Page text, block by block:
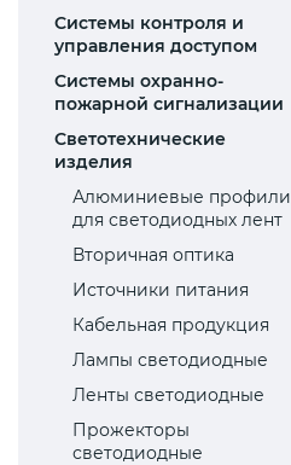
Системы контроля и
управления доступом
Системы охранно-
пожарной сигнализации
Светотехнические
изделия
Алюминиевые профили
для светодиодных лент
Вторичная оптика
Источники питания
Кабельная продукция
Лампы светодиодные
Ленты светодиодные
Прожекторы
светодиодные